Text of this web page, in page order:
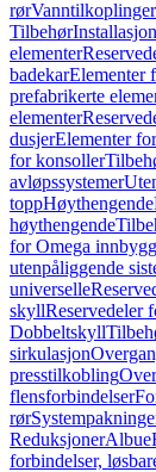
rørVanntilkoplinger
Tilbehør
elementer
badekarElementer
prefabrikerte
elementer
dusjerElementer
for konsoller
avløpssystemer
toppHøythengende
høythengende
for Omega
utenpåliggende
universelle
skyllReservedeler
Dobbeltskyll
sirkulasjon
presstilkobling
flensforbindelser
rør
ReduksjonerAlbue
forbindelser,